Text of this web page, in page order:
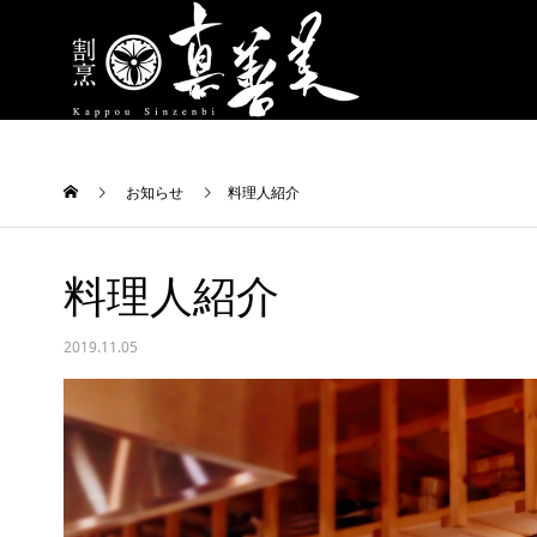
お知らせ 料理人紹介
料理人紹介
2019.11.05